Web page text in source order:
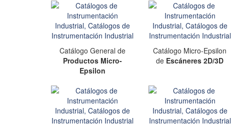
Catálogo General de
Productos Micro-
Epsilon
Catálogo Micro-Epsilon
de Escáneres 2D/3D